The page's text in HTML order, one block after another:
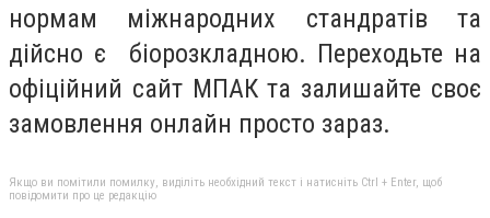
нормам міжнародних стандратів та
дійсно є біорозкладною. Переходьте на
офіційний сайт МПАК та залишайте своє
замовлення онлайн просто зараз.
Якщо ви помітили помилку, виділіть необхідний текст і натисніть Ctrl + Enter, щоб
повідомити про це редакцію